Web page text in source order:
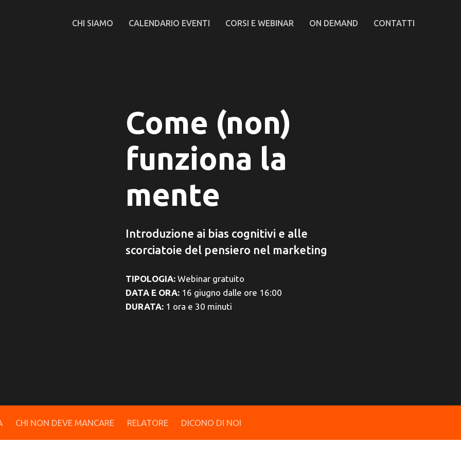
CHI SIAMO CALENDARIO EVENTI CORSI E WEBINAR ON DEMAND CONTATTI
Come (non)
funziona la
mente
Introduzione ai bias cognitivi e alle
scorciatoie del pensiero nel marketing
TIPOLOGIA:Webinar gratuito
DATA E ORA:16 giugno dalle ore 16:00
DURATA: 1 ora e 30 minuti
CHI NON DEVE MANCARE RELATORE DICONO DI NOI